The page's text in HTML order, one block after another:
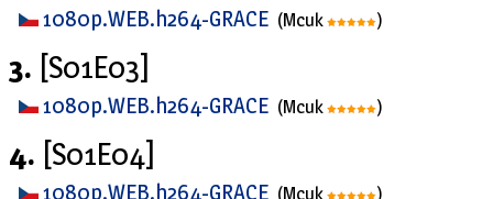
1080p.WEB.h264-GRACE (Mcuk )
3. [S01E03]
1080p.WEB.h264-GRACE (Mcuk )
4. [S01E04]
1080p.WEB.h264-GRACE (Mcuk )